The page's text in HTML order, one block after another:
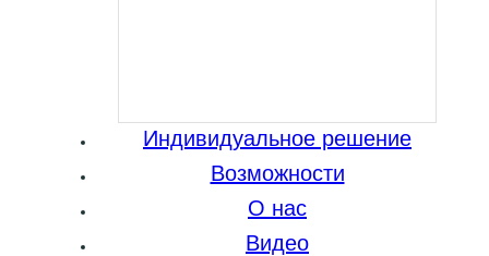
Индивидуальное решение
Возможности
О нас
Видео